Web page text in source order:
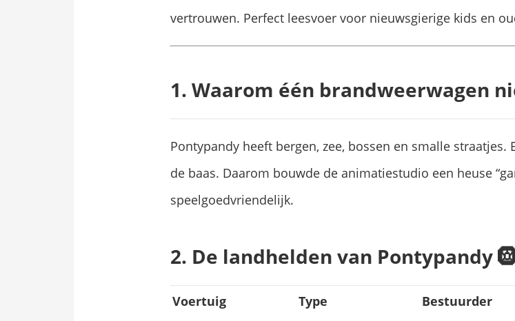
vertrouwen. Perfect leesvoer voor nieuwsgierige kids en
1. Waarom één brandweerwagen
Pontypandy heeft bergen, zee, bossen en smalle
de baas. Daarom bouwde de animatiestudio een heuse
speelgoedvriendelijk.
2. De landhelden van Pontypandy
Voertuig Type Bestuurder